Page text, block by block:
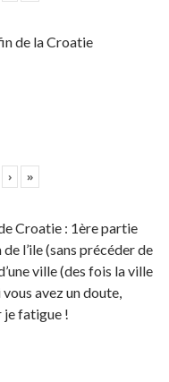
de la Croatie
› »
Croatie : 1ère partie
l’ile (sans précéder de
ville (des fois la ville
avez un doute,
je fatigue !